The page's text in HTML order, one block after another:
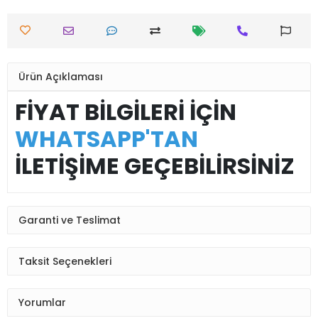
Ürün Açıklaması
FİYAT BİLGİLERİ İÇİN
WHATSAPP'TAN
İLETİŞİME GEÇEBİLİRSİNİZ
Garanti ve Teslimat
Taksit Seçenekleri
Yorumlar